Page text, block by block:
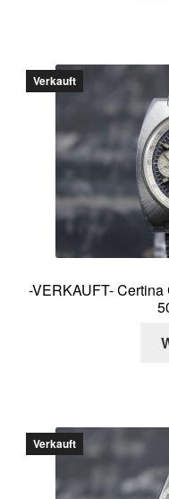
Verkauft
-VERKAUFT-
Verkauft